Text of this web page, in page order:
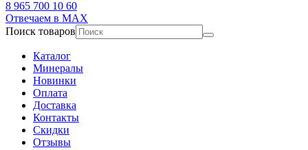
8 965 700 10 60
Отвечаем в MAX
Поиск товаров
Каталог
Минералы
Новинки
Оплата
Доставка
Контакты
Скидки
Отзывы